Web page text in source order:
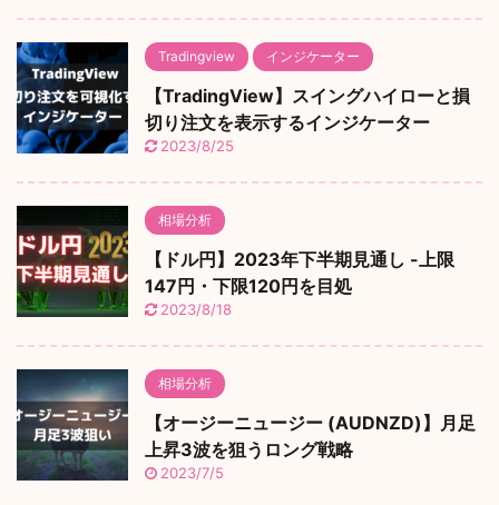
Tradingview インジケーター
【TradingView】スイングハイローと損
切り注文を表示するインジケーター
2023/8/25
相場分析
【ドル円】2023年下半期見通し -上限
147円・下限120円を目処
2023/8/18
相場分析
【オージーニュージー (AUDNZD)】月足
上昇3波を狙うロング戦略
2023/7/5